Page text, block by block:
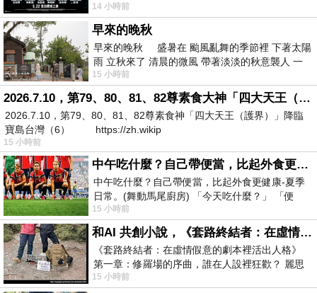
了一個問題 她說為什麼高中文學獎的
14 小時前
早來的晚秋
早來的晚秋 盛暑在 颱風亂舞的季節裡 下著太陽
雨 立秋來了 清晨的微風 帶著淡淡的秋意襲人 一
下子 又被赤
15 小時前
2026.7.10，第79、80、81、82尊素食大神「四大天王（護界）」降臨寶島台灣（6）
2026.7.10，第79、80、81、82尊素食神「四大天王（護界）」降臨
寶島台灣（6） https://zh.wikip
15 小時前
中午吃什麼？自己帶便當，比起外食更健康-夏季日常。(舞動馬尾廚房)
中午吃什麼？自己帶便當，比起外食更健康-夏季
日常。(舞動馬尾廚房) 「今天吃什麼？」 「便
當？麵？還是炒飯？」 每天都在選擇
15 小時前
和AI 共創小說，《套路終結者：在虛情假意的劇本裡活出人格》
《套路終結者：在虛情假意的劇本裡活出人格》
第一章：修羅場的序曲，誰在人設裡狂歡？ 麗思
卡爾頓酒店的總統套房內，燈光昏
15 小時前